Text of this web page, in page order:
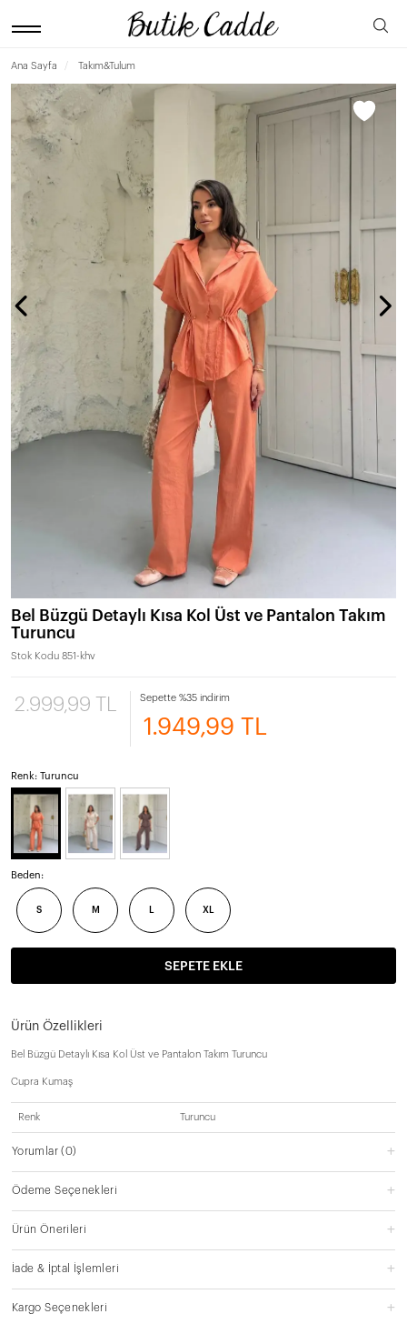
Ana Sayfa Takım&Tulum
Bel Büzgü Detaylı Kısa Kol Üst ve Pantalon Takım
Turuncu
Stok Kodu 851-khv
2.999,99 TL Sepette %35 indirim
1.949,99 TL
Renk: Turuncu
Beden:
S M L XL
SEPETE EKLE
Ürün Özellikleri
Bel Büzgü Detaylı Kısa Kol Üst ve Pantalon Takım Turuncu
Cupra Kumaş
Renk Turuncu
Yorumlar(0)
Ödeme Seçenekleri
Ürün Önerileri
İade & İptal İşlemleri
Kargo Seçenekleri